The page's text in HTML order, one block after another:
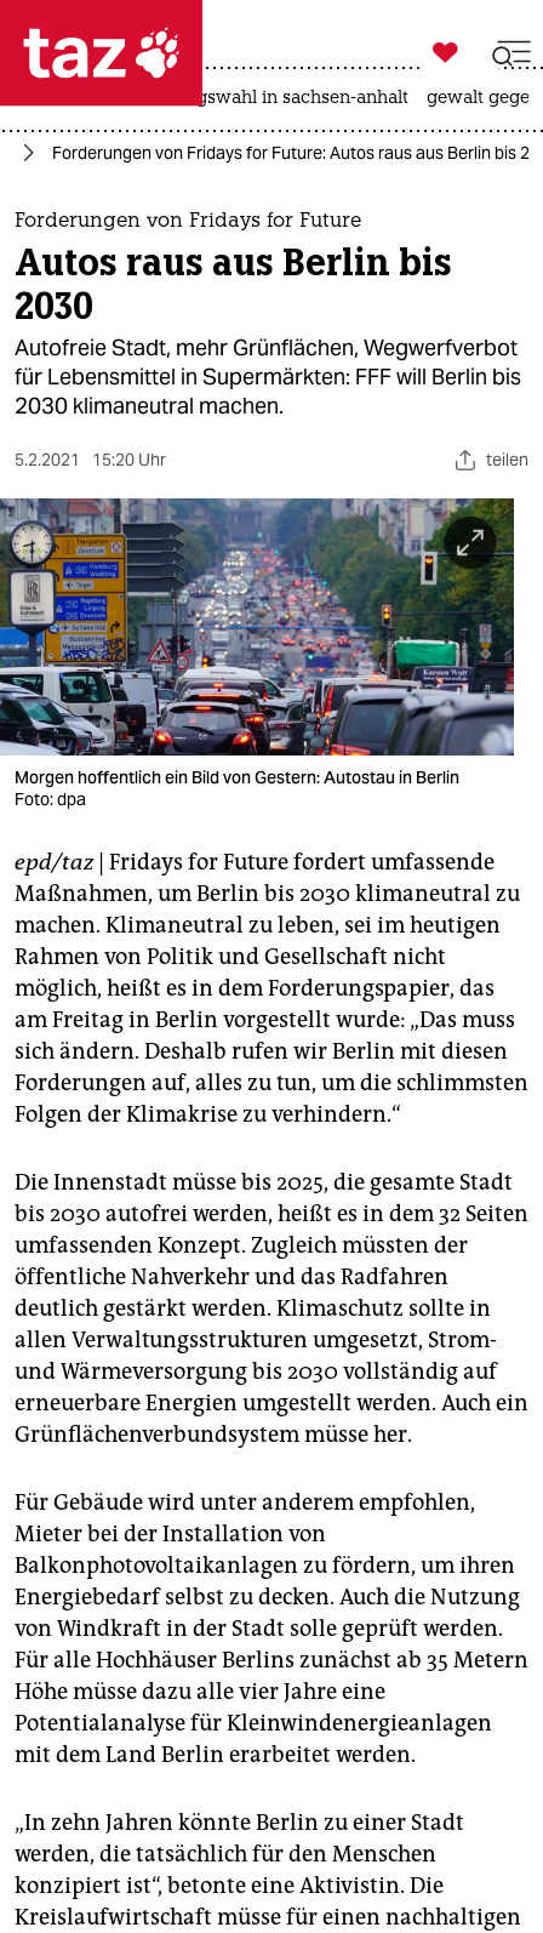
 taz zahl ich
taz zahl ich
themen
politik
öko
gesellschaft
sport
berlin
nord
wahrheit
verlag
verlag
veranstaltungen
shop
fragen & hilfe
unterstützen
abo
genossenschaft
epaper login

taz zahl ich
landtagswahl in sachsen-anhalt gewalt
Forderungen von Fridays for Future: Autos raus aus Berlin bis
Forderungen von Fridays for Future
Autos raus aus Berlin bis
2030
Autofreie Stadt, mehr Grünflächen, Wegwerfverbot
für Lebensmittel in Supermärkten: FFF will Berlin bis
2030 klimaneutral machen.
5.2.2021 15:20 Uhr teilen
Morgen hoffentlich ein Bild von Gestern: Autostau in Berlin
Foto: dpa
epd/taz| Fridays for Future fordert umfassende
Maßnahmen, um Berlin bis 2030 klimaneutral zu
machen. Klimaneutral zu leben, sei im heutigen
Rahmen von Politik und Gesellschaft nicht
möglich, heißt es in dem Forderungspapier, das
am Freitag in Berlin vorgestellt wurde: „Das muss
sich ändern. Deshalb rufen wir Berlin mit diesen
Forderungen auf, alles zu tun, um die schlimmsten
Folgen der Klimakrise zu verhindern.“
Die Innenstadt müsse bis 2025, die gesamte Stadt
bis 2030 autofrei werden, heißt es in dem 32 Seiten
umfassenden Konzept. Zugleich müssten der
öffentliche Nahverkehr und das Radfahren
deutlich gestärkt werden. Klimaschutz sollte in
allen Verwaltungsstrukturen umgesetzt, Strom-
und Wärmeversorgung bis 2030 vollständig auf
erneuerbare Energien umgestellt werden. Auch ein
Grünflächenverbundsystem müsse her.
Für Gebäude wird unter anderem empfohlen,
Mieter bei der Installation von
Balkonphotovoltaikanlagen zu fördern, um ihren
Energiebedarf selbst zu decken. Auch die Nutzung
von Windkraft in der Stadt solle geprüft werden.
Für alle Hochhäuser Berlins zunächst ab 35 Metern
Höhe müsse dazu alle vier Jahre eine
Potentialanalyse für Kleinwindenergieanlagen
mit dem Land Berlin erarbeitet werden.
„In zehn Jahren könnte Berlin zu einer Stadt
werden, die tatsächlich für den Menschen
konzipiert ist“, betonte eine Aktivistin. Die
Kreislaufwirtschaft müsse für einen nachhaltigen